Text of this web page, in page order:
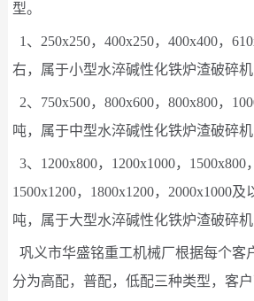
型。
1、250x250，400x250，400x400，
右，属于小型水淬碱性化铁炉渣破碎机
2、750x500，800x600，800x800，
吨，属于中型水淬碱性化铁炉渣破碎机
3、1200x800，1200x1000，1500x800
1500x1200，1800x1200，2000x1000
吨，属于大型水淬碱性化铁炉渣破碎机
巩义市华盛铭重工机械厂根据每个客
分为高配，普配，低配三种类型，客